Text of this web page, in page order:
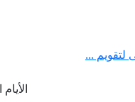
لتقويم ...